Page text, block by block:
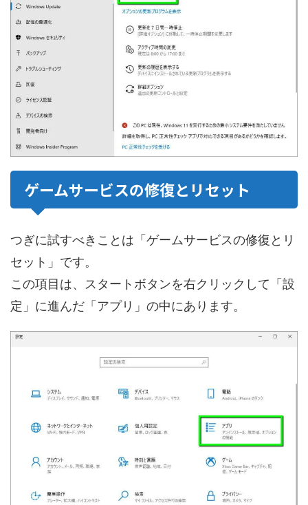
ゲームサービスの修復とリセット
つぎに試すべきことは「ゲームサービスの修復とリ
セット」です。
この項目は、スタートボタンを右クリックして「設
定」に進んだ「アプリ」の中にあります。